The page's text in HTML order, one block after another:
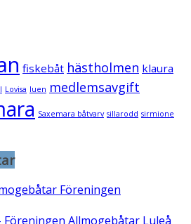
fiskebåt hästholmen klaura
Lovisa luen medlemsavgift
Saxemara båtvarv sillarodd sirmione
Föreningen
Luleå